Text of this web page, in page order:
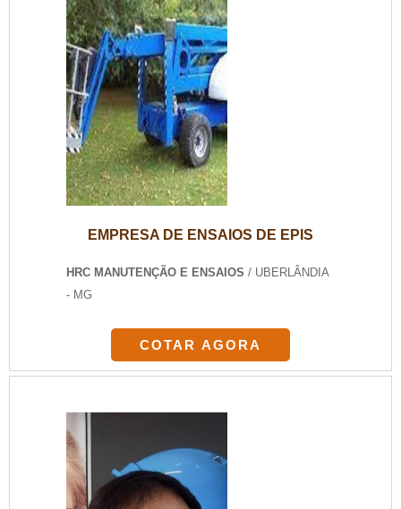
EMPRESA DE ENSAIOS DE EPIS
HRC MANUTENÇÃO E ENSAIOS / UBERLÂNDIA
- MG
COTAR AGORA